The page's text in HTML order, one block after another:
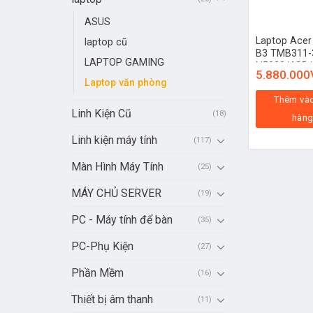
ASUS
laptop cũ
LAPTOP GAMING
Laptop văn phòng
Linh Kiện Cũ (18)
Linh kiện máy tính (117)
Màn Hình Máy Tính (25)
MÁY CHỦ SERVER (19)
PC - Máy tính để bàn (35)
PC-Phụ Kiện (27)
Phần Mềm (16)
Thiết bị âm thanh (11)
Laptop Acer
B3
N5030/4GB/
5.880.000
Thêm
hàng